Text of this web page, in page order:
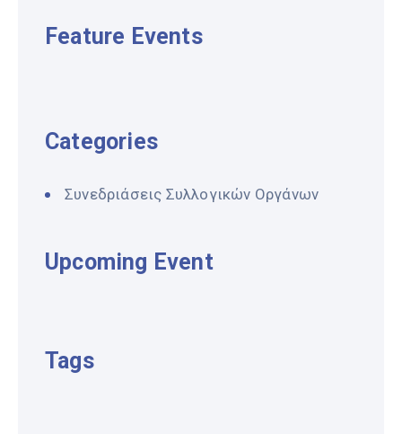
Feature Events
Categories
Συνεδριάσεις Συλλογικών Οργάνων
Upcoming Event
Tags